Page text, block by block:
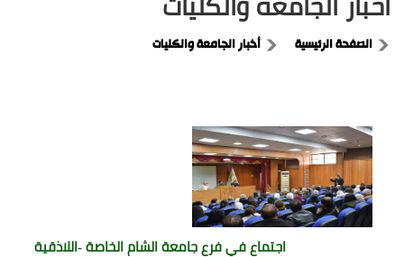
أخبار الجامعة والكليات
الصفحة الرئيسية أخبار الجامعة والكليات
اجتماع في فرع جامعة الشام الخاصة -اللاذقية